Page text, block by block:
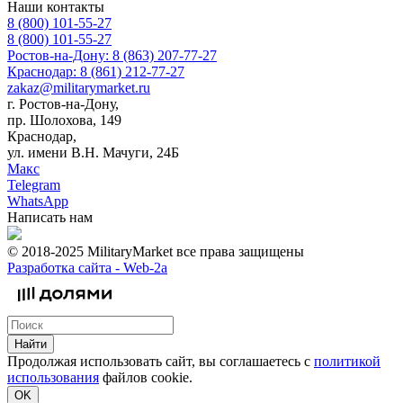
Наши контакты
8 (800) 101-55-27
8 (800) 101-55-27
Ростов-на-Дону: 8 (863) 207-77-27
Краснодар: 8 (861) 212-77-27
zakaz@militarymarket.ru
г. Ростов-на-Дону,
пр. Шолохова, 149
Краснодар,
ул. имени В.Н. Мачуги, 24Б
Макс
Telegram
WhatsApp
Написать нам
© 2018-2025 MilitaryMarket все права защищены
Разработка сайта - Web-2a
Найти
Продолжая использовать сайт, вы соглашаетесь с политикой
использования файлов cookie.
OK